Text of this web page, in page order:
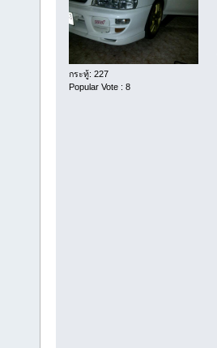
กระทู้: 227
Popular Vote : 8